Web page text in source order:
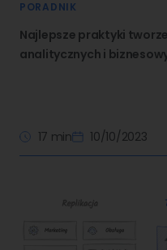
PORADNIK
Najlepsze praktyki
analitycznych i
17 min 10/10/2023